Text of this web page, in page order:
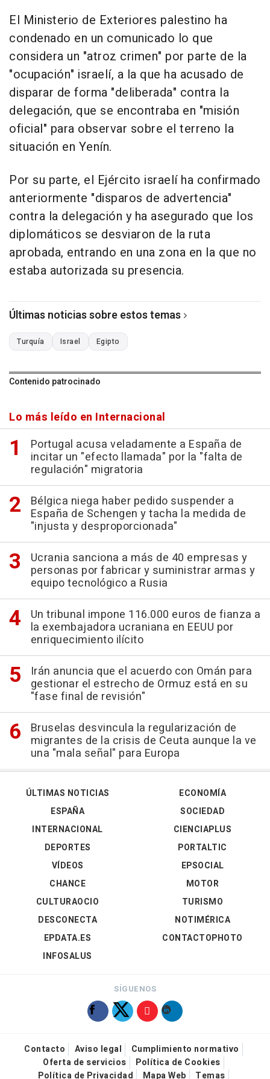
El Ministerio de Exteriores palestino ha
condenado en un comunicado lo que
considera un "atroz crimen" por parte de la
"ocupación" israelí, a la que ha acusado de
disparar de forma "deliberada" contra la
delegación, que se encontraba en "misión
oficial" para observar sobre el terreno la
situación en Yenín.
Por su parte, el Ejército israelí ha confirmado
anteriormente "disparos de advertencia"
contra la delegación y ha asegurado que los
diplomáticos se desviaron de la ruta
aprobada, entrando en una zona en la que no
estaba autorizada su presencia.
Últimas noticias sobre estos temas
Turquía Israel Egipto
Contenido patrocinado
Lo más leído en Internacional
Portugal acusa veladamente a España de
incitar un "efecto llamada" por la "falta de
regulación" migratoria
Bélgica niega haber pedido suspender a
España de Schengen y tacha la medida de
"injusta y desproporcionada"
Ucrania sanciona a más de 40 empresas y
personas por fabricar y suministrar armas y
equipo tecnológico a Rusia
Un tribunal impone 116.000 euros de fianza a
la exembajadora ucraniana en EEUU por
enriquecimiento ilícito
Irán anuncia que el acuerdo con Omán para
gestionar el estrecho de Ormuz está en su
"fase final de revisión"
Bruselas desvincula la regularización de
migrantes de la crisis de Ceuta aunque la ve
una "mala señal" para Europa
ÚLTIMAS NOTICIAS
ESPAÑA
INTERNACIONAL
DEPORTES
VÍDEOS
ECONOMÍA
SOCIEDAD
CIENCIAPLUS
PORTALTIC
EPSOCIAL
CHANCE
CULTURAOCIO
DESCONECTA
EPDATA.ES
INFOSALUS
MOTOR
TURISMO
NOTIMÉRICA
CONTACTOPHOTO
SÍGUENOS
Contacto Aviso legal
Cumplimiento normativo
Oferta de servicios
Política de Cookies
Política de Privacidad
Mapa Web Temas